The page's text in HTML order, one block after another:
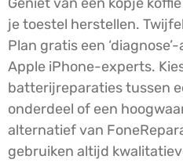
je toestel herstellen.
Plan gratis een
Apple iPhone-experts.
batterijreparaties tussen
onderdeel of een
alternatief van
gebruiken altijd